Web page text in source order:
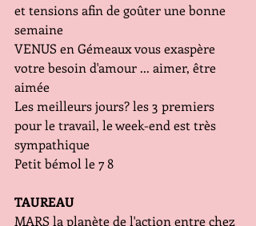
et tensions afin de goûter une bonne
semaine
VENUS en Gémeaux vous exaspère
votre besoin d'amour ... aimer, être
aimée
Les meilleurs jours? les 3 premiers
pour le travail, le week-end est très
sympathique
Petit bémol le 7 8
TAUREAU
MARS la planète de l'action entre chez